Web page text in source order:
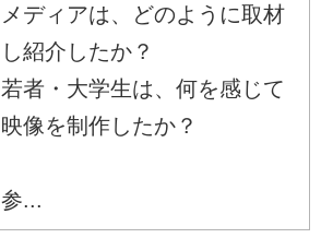
メディアは、どのように取材
し紹介したか？
若者・大学生は、何を感じて
映像を制作したか？
参...